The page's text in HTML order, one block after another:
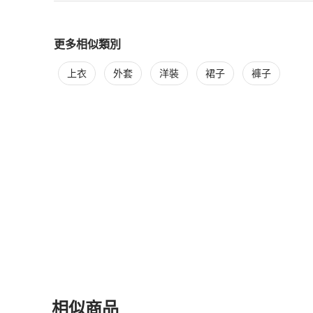
更多相似類別
更多 Gucci 女裝相似商品推薦
上衣 外套 洋裝 裙子 褲子
相似商品